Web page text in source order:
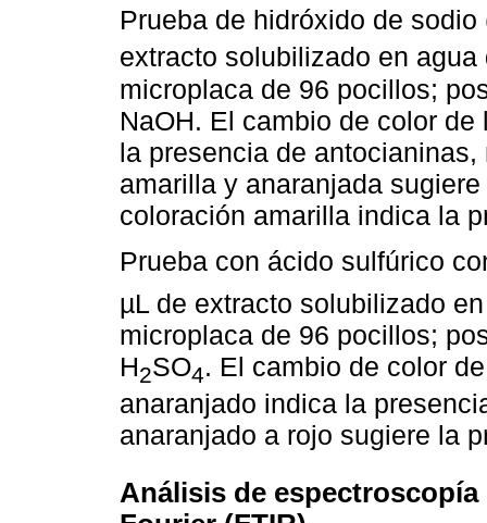
Prueba de hidróxido de
extracto solubilizado en agua
microplaca de 96 pocillos;
NaOH. El cambio de color
la presencia de
amarilla y anaranjada
coloración amarilla indica la
Prueba con ácido sulfúrico
µL de extracto solubilizado
microplaca de 96 pocillos;
H2SO4. El cambio de color
anaranjado indica la
anaranjado a rojo sugiere la
Análisis de